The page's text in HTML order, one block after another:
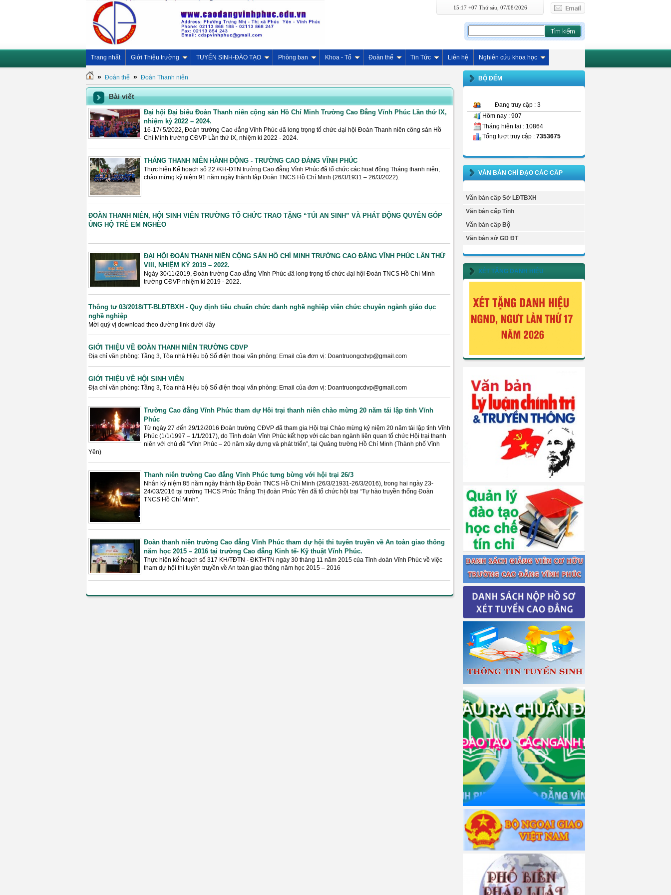
15:17 +07 Thứ sáu, 07/08/2026
Trang nhất Giới Thiệu trường TUYỂN SINH-ĐÀO TẠO Phòng ban Khoa - Tổ Đoàn thể Tin Tức Liên hệ Nghiên cứu khoa học
» Đoàn thể » Đoàn Thanh niên
Bài viết
Đại hội Đại biểu Đoàn Thanh niên cộng sản Hồ Chí Minh Trường Cao Đẳng Vĩnh Phúc Lần thứ IX,
nhiệm kỳ 2022 – 2024.
16-17/ 5/2022, Đoàn trường Cao đẳng Vĩnh Phúc đã long trọng tổ chức đại hội Đoàn Thanh niên công sản Hồ
Chí Minh trường CĐVP Lần thứ IX, nhiệm kì 2022 - 2024.
THÁNG THANH NIÊN HÀNH ĐỘNG - TRƯỜNG CAO ĐẲNG VĨNH PHÚC
Thực hiện Kế hoạch số 22 /KH-ĐTN trường Cao đẳng Vĩnh Phúc đã tổ chức các hoạt động Tháng thanh niên,
chào mừng kỷ niệm 91 năm ngày thành lập Đoàn TNCS Hồ Chí Minh (26/3/1931 – 26/3/2022).
ĐOÀN THANH NIÊN, HỘI SINH VIÊN TRƯỜNG TỔ CHỨC TRAO TẶNG “TÚI AN SINH” VÀ PHÁT ĐỘNG QUYÊN GÓP
ỦNG HỘ TRẺ EM NGHÈO
.
ĐẠI HỘI ĐOÀN THANH NIÊN CỘNG SẢN HỒ CHÍ MINH TRƯỜNG CAO ĐẲNG VĨNH PHÚC LẦN THỨ
VIII, NHIỆM KỲ 2019 – 2022.
Ngày 30/11/2019, Đoàn trường Cao đẳng Vĩnh Phúc đã long trọng tổ chức đại hội Đoàn TNCS Hồ Chí Minh
trường CĐVP nhiệm kì 2019 - 2022.
Thông tư 03/2018/TT-BLĐTBXH - Quy định tiêu chuẩn chức danh nghề nghiệp viên chức chuyên ngành giáo dục
nghề nghiệp
Mời quý vị download theo đường link dưới đây
GIỚI THIỆU VỀ ĐOÀN THANH NIÊN TRƯỜNG CĐVP
Địa chỉ văn phòng: Tầng 3, Tòa nhà Hiệu bộ Số điện thoại văn phòng: Email của đơn vị: Doantruongcdvp@gmail.com
GIỚI THIỆU VỀ HỘI SINH VIÊN
Địa chỉ văn phòng: Tầng 3, Tòa nhà Hiệu bộ Số điện thoại văn phòng: Email của đơn vị: Doantruongcdvp@gmail.com
Trường Cao đẳng Vĩnh Phúc tham dự Hôi trại thanh niên chào mừng 20 năm tái lập tỉnh Vĩnh
Phúc
Từ ngày 27 đến 29/12/2016 Đoàn trường CĐVP đã tham gia Hội trại Chào mừng kỷ niệm 20 năm tái lập tỉnh Vĩnh
Phúc (1/1/1997 – 1/1/2017), do Tỉnh đoàn Vĩnh Phúc kết hợp với các ban ngành liên quan tổ chức Hội trại thanh
niên với chủ đề “Vĩnh Phúc – 20 năm xây dựng và phát triển”, tại Quảng trường Hồ Chí Minh (Thành phố Vĩnh
Yên)
Thanh niên trường Cao đẳng Vĩnh Phúc tưng bừng với hội trại 26/3
Nhân kỷ niệm 85 năm ngày thành lập Đoàn TNCS Hồ Chí Minh (26/3/21931-26/3/2016), trong hai ngày 23-
24/03/2016 tại trường THCS Phúc Thắng Thị đoàn Phúc Yên đã tổ chức hội trại “Tự hào truyền thống Đoàn
TNCS Hồ Chí Minh”.
Đoàn thanh niên trường Cao đẳng Vĩnh Phúc tham dự hội thi tuyên truyền về An toàn giao thông
năm học 2015 – 2016 tại trường Cao đẳng Kinh tế- Kỹ thuật Vĩnh Phúc.
Thực hiện kế hoạch số 317 KH/TĐTN - ĐKTHTN ngày 30 tháng 11 năm 2015 của Tỉnh đoàn Vĩnh Phúc về việc
tham dự hội thi tuyên truyền về An toàn giao thông năm học 2015 – 2016
BỘ ĐẾM
Đang truy cập : 3
Hôm nay : 907
Tháng hiện tại : 10864
Tổng lượt truy cập : 7353675
VĂN BẢN CHỈ ĐẠO CÁC CẤP
Văn bản cấp Sở LĐTBXH
Văn bản cấp Tỉnh
Văn bản cấp Bộ
Văn bản sở GD ĐT
XÉT TẶNG DANH HIỆU